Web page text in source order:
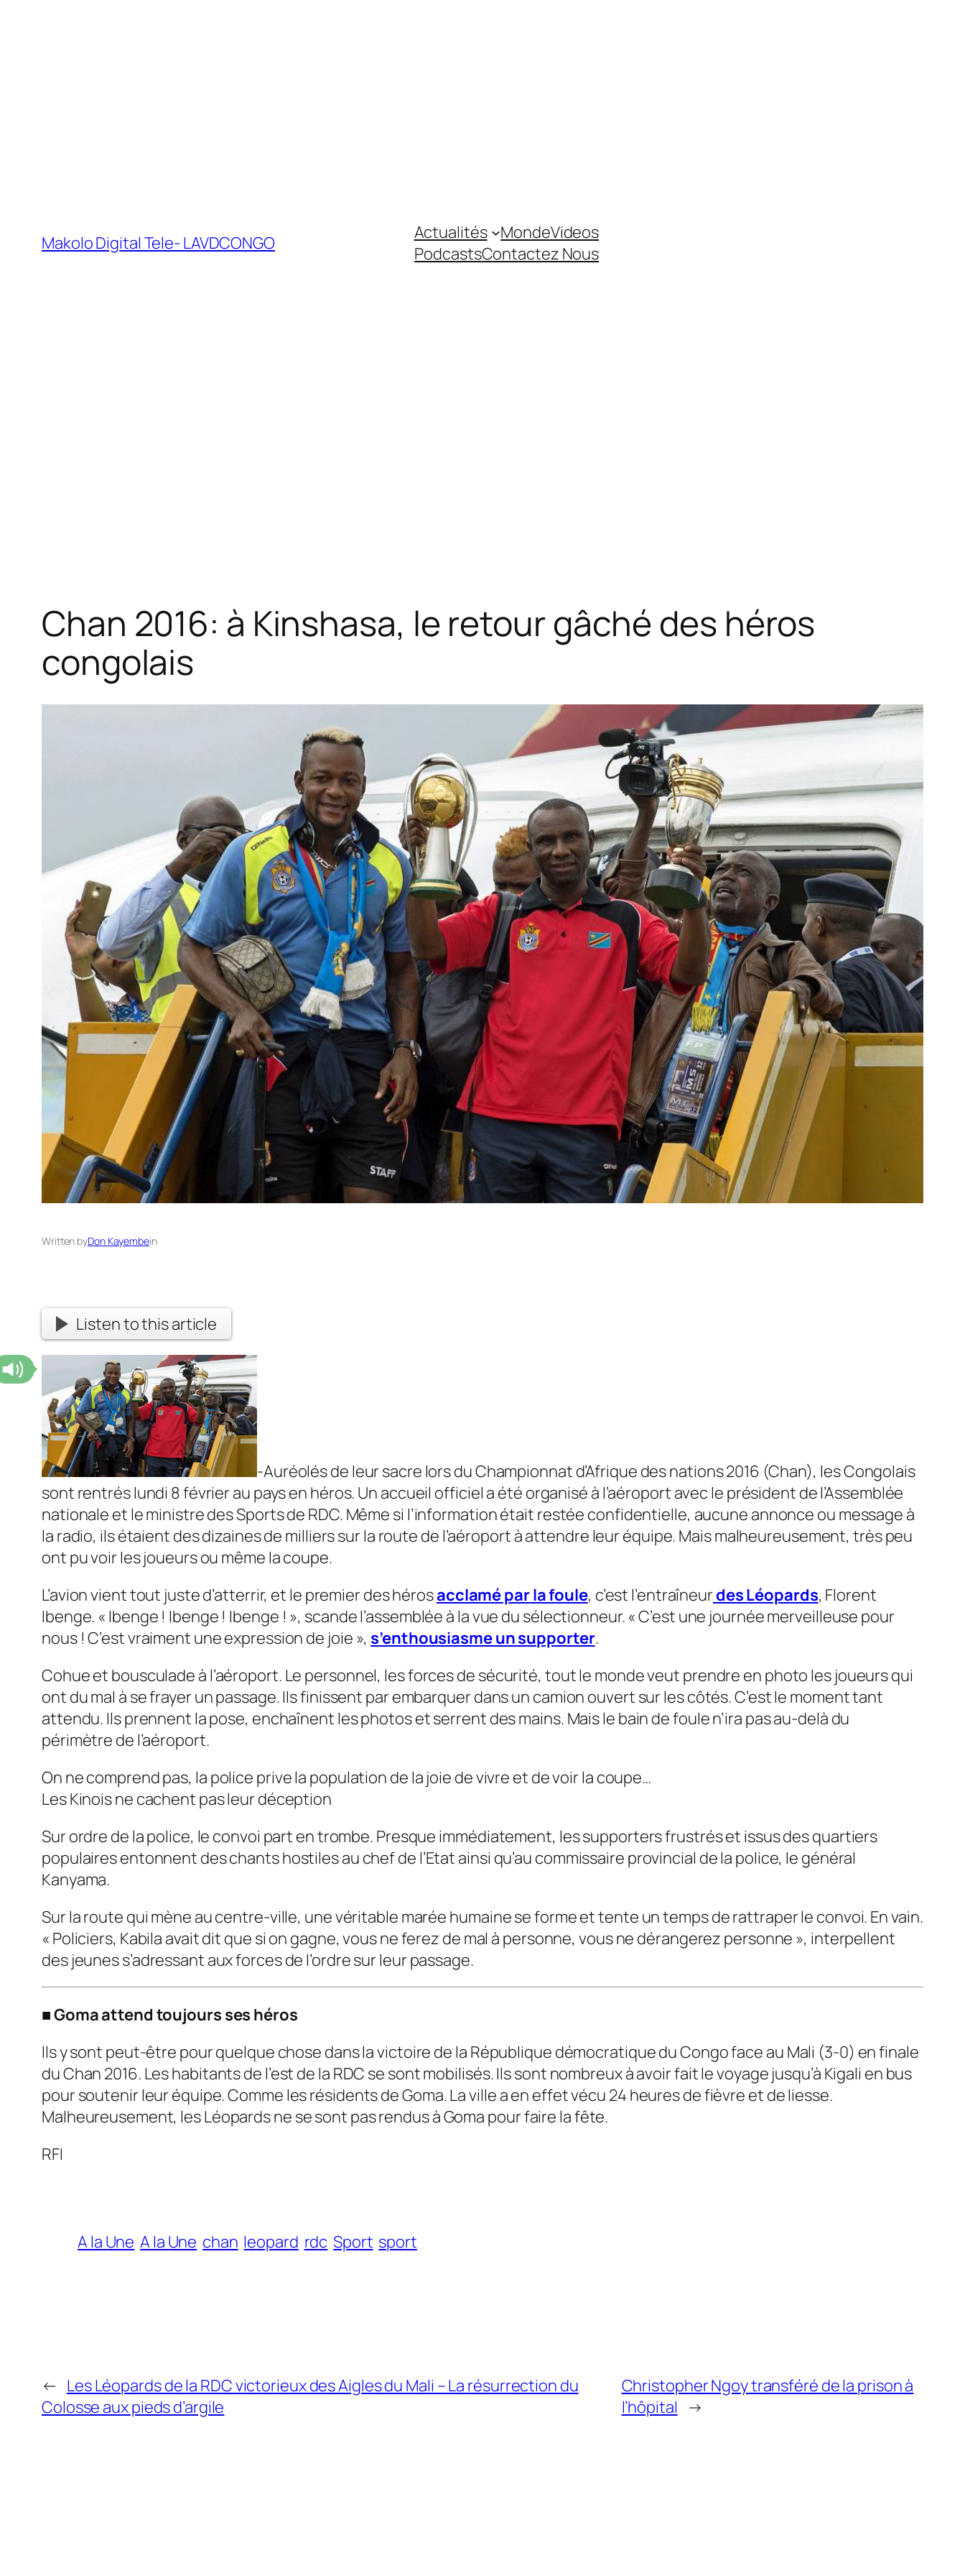
Makolo Digital Tele- LAVDCONGO Actualités MondeVideos
PodcastsContactez Nous
Chan 2016: à Kinshasa, le retour gâché des héros
congolais
Written byDon Kayembein
Listen to this article
-Auréolés de leur sacre lors du Championnat d’Afrique des nations 2016 (Chan), les Congolais
sont rentrés lundi 8 février au pays en héros. Un accueil officiel a été organisé à l’aéroport avec le président de l’Assemblée
nationale et le ministre des Sports de RDC. Même si l’information était restée confidentielle, aucune annonce ou message à
la radio, ils étaient des dizaines de milliers sur la route de l’aéroport à attendre leur équipe. Mais malheureusement, très peu
ont pu voir les joueurs ou même la coupe.
L’avion vient tout juste d’atterrir, et le premier des hérosacclamé par la foule, c’est l’entraîneur des Léopards, Florent
Ibenge. « Ibenge ! Ibenge ! Ibenge ! », scande l’assemblée à la vue du sélectionneur. «C’est une journée merveilleuse pour
nous ! C’est vraiment une expression de joie », s’enthousiasme un supporter.
Cohue et bousculade à l’aéroport. Le personnel, les forces de sécurité, tout le monde veut prendre en photo les joueurs qui
ont du mal à se frayer un passage. Ils finissent par embarquer dans un camion ouvert sur les côtés. C’est le moment tant
attendu. Ils prennent la pose, enchaînent les photos et serrent des mains. Mais le bain de foule n’ira pas au-delà du
périmètre de l’aéroport.
On ne comprend pas, la police prive la population de la joie de vivre et de voir la coupe…
Les Kinois ne cachent pas leur déception
Sur ordre de la police, le convoi part en trombe. Presque immédiatement, les supporters frustrés et issus des quartiers
populaires entonnent des chants hostiles au chef de l’Etat ainsi qu’au commissaire provincial de la police, le général
Kanyama.
Sur la route qui mène au centre-ville, une véritable marée humaine se forme et tente un temps de rattraper le convoi. En vain.
« Policiers, Kabila avait dit que si on gagne, vous ne ferez de mal à personne, vous ne dérangerez personne », interpellent
des jeunes s’adressant aux forces de l’ordre sur leur passage.
■ Goma attend toujours ses héros
Ils y sont peut-être pour quelque chose dans la victoire de la République démocratique du Congo face au Mali (3-0) en finale
du Chan 2016. Les habitants de l’est de la RDC se sont mobilisés. Ils sont nombreux à avoir fait le voyage jusqu’à Kigali en bus
pour soutenir leur équipe. Comme les résidents de Goma. La ville a en effet vécu 24 heures de fièvre et de liesse.
Malheureusement, les Léopards ne se sont pas rendus à Goma pour faire la fête.
RFI
A la Une A la Une chan leopard rdc Sport sport
← Les Léopards de la RDC victorieux des Aigles du Mali – La résurrection du
Colosse aux pieds d’argile
Christopher Ngoy transféré de la prison à
l’hôpital →